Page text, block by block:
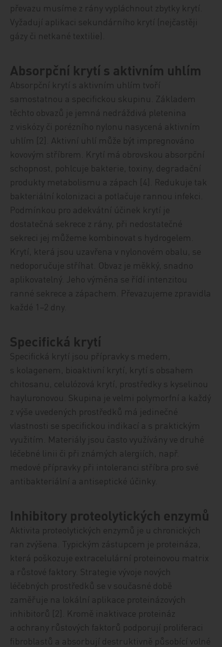
převazu musíme z rány vypláchnout zbytky krytí.
Vyžadují aplikaci sekundárního krytí (nejčastěji
gázy či netkané textilie).
Absorpční krytí s aktivním uhlím
Absorpční krytí s aktivním uhlím tvoří
samostatnou a specifickou skupinu. Základem
těchto obvazů je jemná nedráždivá pletenina
z viskózy či porézního nylonu nasycená aktivním
uhlím [2]. Aktivní uhlí může být impregnováno
kovovým stříbrem. Krytí má obrovskou absorpční
schopnost, pohlcuje bakterie, toxiny, degradační
produkty metabolismu a zápach [4]. Redukuje tak
bakteriální kolonizaci a potlačuje rannou infekci.
Podmínkou pro adekvátní účinek krytí je
dostatečná sekrece z rány, při nedostatečné
sekreci jej můžeme kombinovat s hydrogelem.
Krytí, která jsou uzavřena v nylonovém obalu, se
nedoporučuje stříhat. Obvaz je měkký, snadno
aplikovatelný. Jeho výměna se řídí intenzitou
ranné sekrece a zápachem. Převazujeme zpravidla
každé 1−2 dny.
Specifická krytí
Specifická krytí jsou přípravky s medem,
s kolagenem, bioaktivní krytí, krytí s obsahem
chitosanu, celulózová krytí, prostředky s kyselinou
hayluronovou. Skupina je velmi polymorfní a každý
z výše uvedených prostředků má jedinečné
vlastnosti se specifickou indikací a s praktickým
využitím. Materiály jsou často využívány ve druhé
léčebné linii či při známých alergiích, např.
medové přípravky při intoleranci stříbra pro své
antibakteriální a antiseptické účinky.
Inhibitory proteolytických enzymů
Aktivita proteolytických enzymů je u chro­­nických
ran zvýšena. Typickým zástupcem je proteináza,
která poškozuje extracelulární proteinovou matrix
a růstové faktory. Strategie vývoje nových
léčebných prostředků se v současné době
zaměřuje na lokální aplikace proteinázových
inhibitorů [2]. Kromě inaktivace proteináz
a ochrany růstových faktorů podporují proliferaci
fibroblastů a absorbují destruktivně působící volné